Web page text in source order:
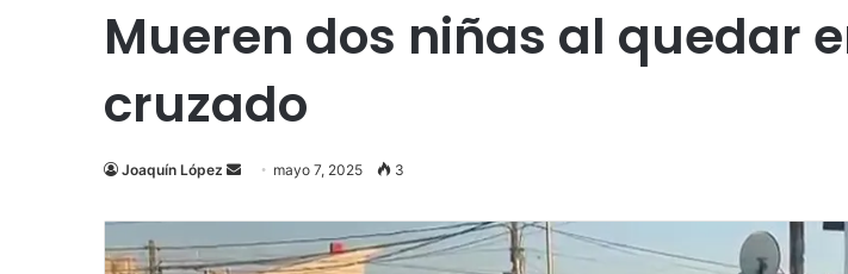
Mueren dos niñas al quedar
cruzado
Joaquín López
Send
email
mayo 7, 2025 3